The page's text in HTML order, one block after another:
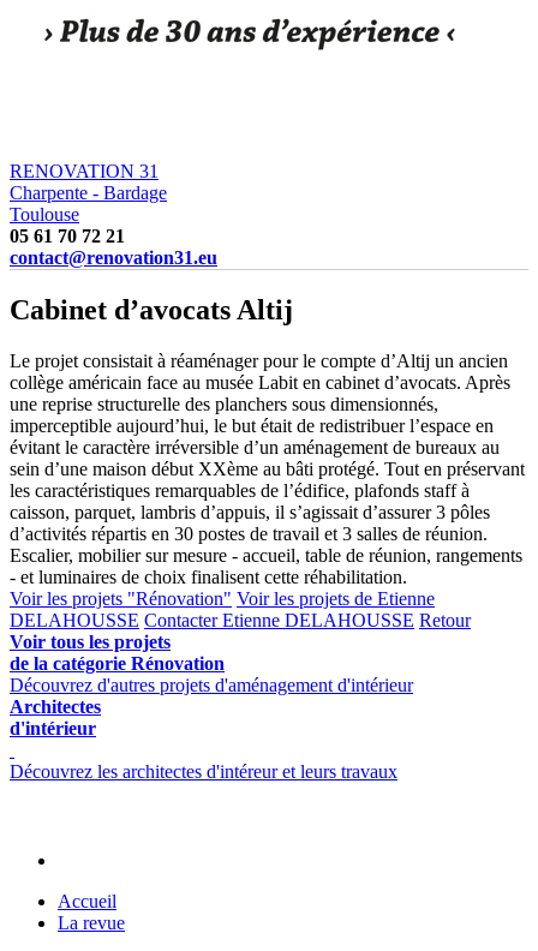
RENOVATION 31
Charpente - Bardage
Toulouse
05 61 70 72 21
contact@renovation31.eu
Cabinet d’avocats Altij
Le projet consistait à réaménager pour le compte d’Altij un ancien
collège américain face au musée Labit en cabinet d’avocats. Après
une reprise structurelle des planchers sous dimensionnés,
imperceptible aujourd’hui, le but était de redistribuer l’espace en
évitant le caractère irréversible d’un aménagement de bureaux au
sein d’une maison début XXème au bâti protégé. Tout en préservant
les caractéristiques remarquables de l’édifice, plafonds staff à
caisson, parquet, lambris d’appuis, il s’agissait d’assurer 3 pôles
d’activités répartis en 30 postes de travail et 3 salles de réunion.
Escalier, mobilier sur mesure - accueil, table de réunion, rangements
- et luminaires de choix finalisent cette réhabilitation.
Voir les projets "Rénovation" Voir les projets de Etienne
DELAHOUSSE Contacter Etienne DELAHOUSSE Retour
Voir tous les projets
de la catégorie Rénovation
Découvrez d'autres projets d'aménagement d'intérieur
Architectes
d'intérieur
Découvrez les architectes d'intéreur et leurs travaux
Accueil
La revue